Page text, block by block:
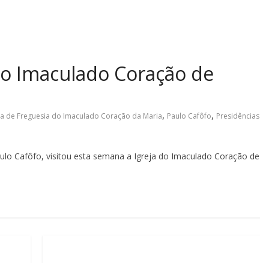
Imaculado Coração de
de Freguesia do Imaculado Coração da Maria, Paulo Cafôfo, Presidências
Cafôfo, visitou esta semana a Igreja do Imaculado Coração de